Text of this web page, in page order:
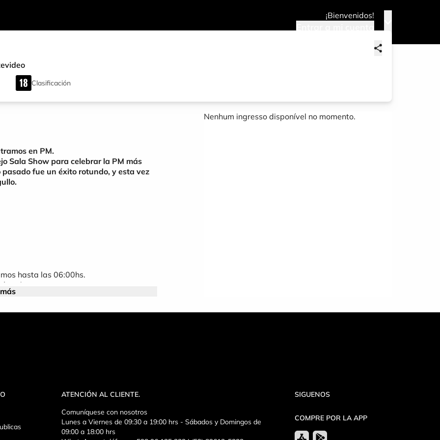
¡Bienvenidos!
Clasificación
en PM.
Sala Show para celebrar la PM más
fue un éxito rotundo, y esta vez
hasta las 06:00hs.
del comprador de las condiciones que
punto de venta autorizado.
se responsabiliza por eventuales
y permanencia del lugar.
Contamos con puesto obligatorio de
persona que intente ingresar no
se queda sin derecho a ingresar, y con
Nenhum ingresso disponível no momento.
ATENCIÓN AL CLIENTE.
Comuníquese con nosotros
Lunes a Viernes de 09:30 a 19:00 hrs - Sábados y Domingos de
09:00 a 18:00 hrs
SIGUENOS
COMPRE POR LA APP